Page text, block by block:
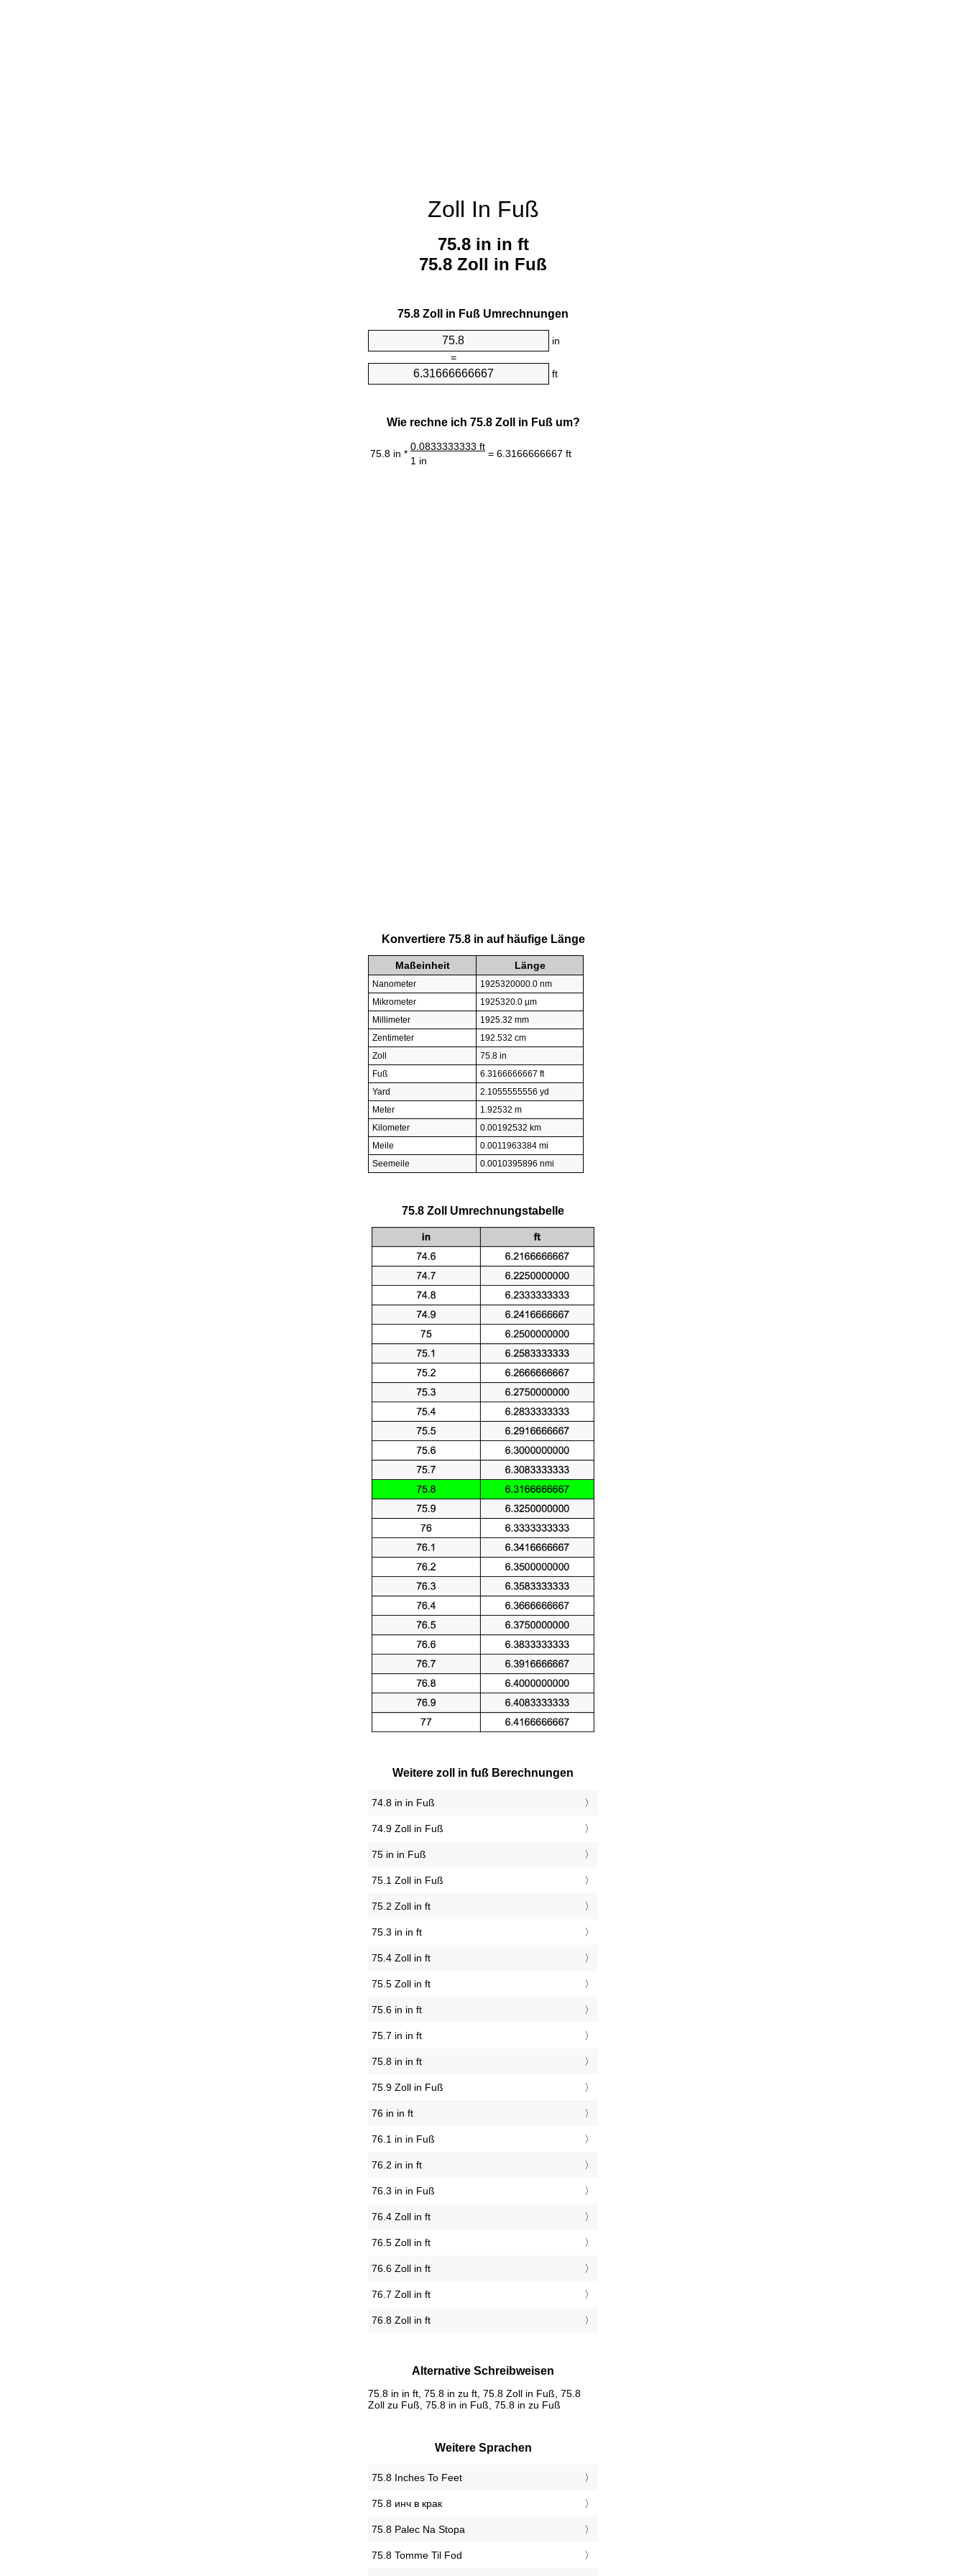
Zoll In Fuß
75.8 in in ft
75.8 Zoll in Fuß
75.8 Zoll in Fuß Umrechnungen
in
=
ft
Wie rechne ich 75.8 Zoll in Fuß um?
75.8 in *
0.0833333333 ft
= 6.3166666667 ft
1 in
Konvertiere 75.8 in auf häufige Länge
Maßeinheit Länge
Nanometer
1925320000.0 nm
Mikrometer
1925320.0 µm
Millimeter
1925.32 mm
Zentimeter
192.532 cm
Zoll
75.8 in
Fuß
6.3166666667 ft
Yard
2.1055555556 yd
Meter
1.92532 m
Kilometer
0.00192532 km
Meile
0.0011963384 mi
Seemeile
0.0010395896 nmi
75.8 Zoll Umrechnungstabelle
Weitere zoll in fuß Berechnungen
74.8 in in Fuß
74.9 Zoll in Fuß
75 in in Fuß
75.1 Zoll in Fuß
75.2 Zoll in ft
75.3 in in ft
75.4 Zoll in ft
75.5 Zoll in ft
75.6 in in ft
75.7 in in ft
75.8 in in ft
75.9 Zoll in Fuß
76 in in ft
76.1 in in Fuß
76.2 in in ft
76.3 in in Fuß
76.4 Zoll in ft
76.5 Zoll in ft
76.6 Zoll in ft
76.7 Zoll in ft
76.8 Zoll in ft
Alternative Schreibweisen
75.8 in in ft, 75.8 in zu ft, 75.8 Zoll in Fuß, 75.8
Zoll zu Fuß, 75.8 in in Fuß, 75.8 in zu Fuß
Weitere Sprachen
‎75.8 Inches To Feet
‎75.8 инч в крак
‎75.8 Palec Na Stopa
‎75.8 Tomme Til Fod